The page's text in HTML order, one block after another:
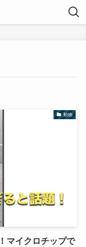
動物
マイクロチップで